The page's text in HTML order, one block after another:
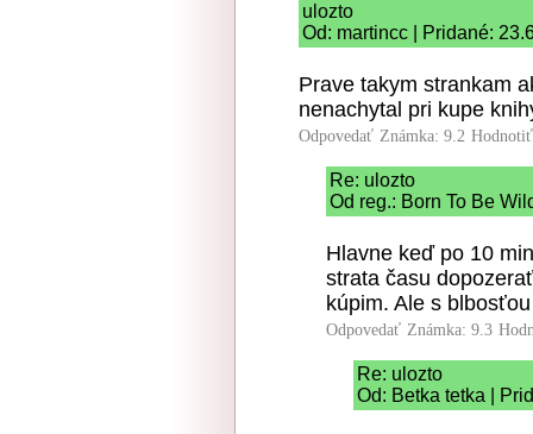
ulozto
Od: martincc | Pridané:
Prave takym strankam
nenachytal pri kupe
Odpovedať Známka: 9.2
Re: ulozto
Od reg.: Born To Be
Hlavne keď po 10
strata času
kúpim. Ale s
Odpovedať Známka: 9.3
Re: ulozto
Od: Betka tetka |